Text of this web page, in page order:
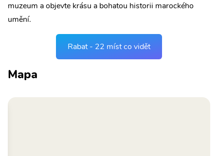
muzeum a objevte krásu a bohatou historii marockého
umění.
Rabat - 22 míst co vidět
Mapa